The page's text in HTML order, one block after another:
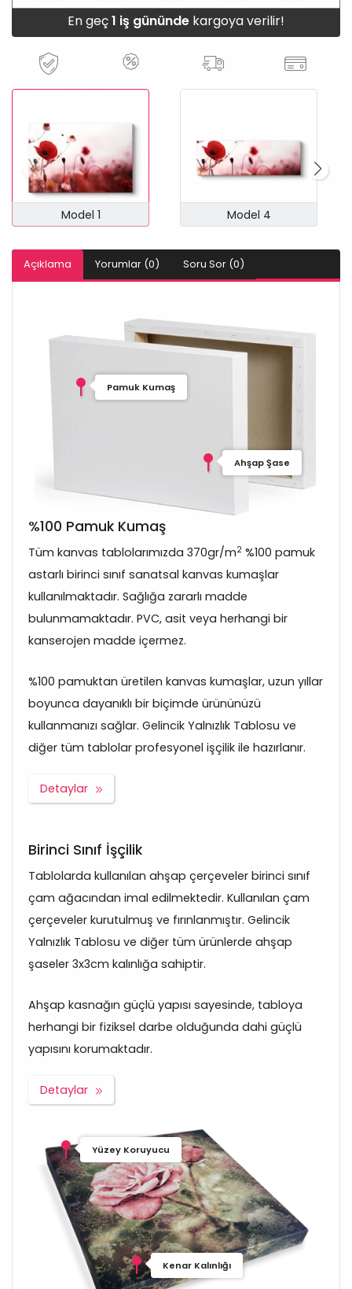
En geç1 iş gününde kargoya verilir!
Model 1 Model 4
Açıklama Yorumlar (0) Soru Sor (0)
Pamuk Kumaş
Ahşap Şase
%100 Pamuk Kumaş
Tüm kanvas tablolarımızda 370gr/m2 %100 pamuk
astarlı birinci sınıf sanatsal kanvas kumaşlar
kullanılmaktadır. Sağlığa zararlı madde
bulunmamaktadır. PVC, asit veya herhangi bir
kanserojen madde içermez.
%100 pamuktan üretilen kanvas kumaşlar, uzun yıllar
boyunca dayanıklı bir biçimde ürününüzü
kullanmanızı sağlar. Gelincik Yalnızlık Tablosu ve
diğer tüm tablolar profesyonel işçilik ile hazırlanır.
Detaylar
Birinci Sınıf İşçilik
Tablolarda kullanılan ahşap çerçeveler birinci sınıf
çam ağacından imal edilmektedir. Kullanılan çam
çerçeveler kurutulmuş ve fırınlanmıştır. Gelincik
Yalnızlık Tablosu ve diğer tüm ürünlerde ahşap
şaseler 3x3cm kalınlığa sahiptir.
Ahşap kasnağın güçlü yapısı sayesinde, tabloya
herhangi bir fiziksel darbe olduğunda dahi güçlü
yapısını korumaktadır.
Detaylar
Yüzey Koruyucu
Kenar Kalınlığı